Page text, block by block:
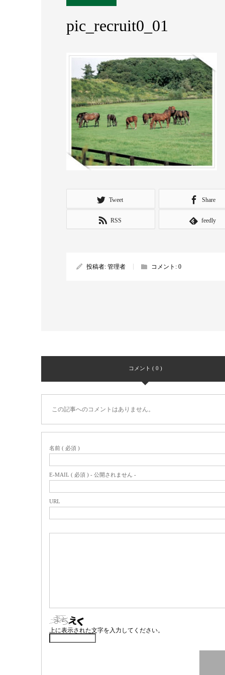
pic_recruit0_01
Tweet Share
RSS feedly
投稿者: 管理者 コメント: 0
コメント ( 0 )
この記事へのコメントはありません。
名前 ( 必須 )
E-MAIL ( 必須 ) - 公開されません -
URL
上に表示された文字を入力してください。